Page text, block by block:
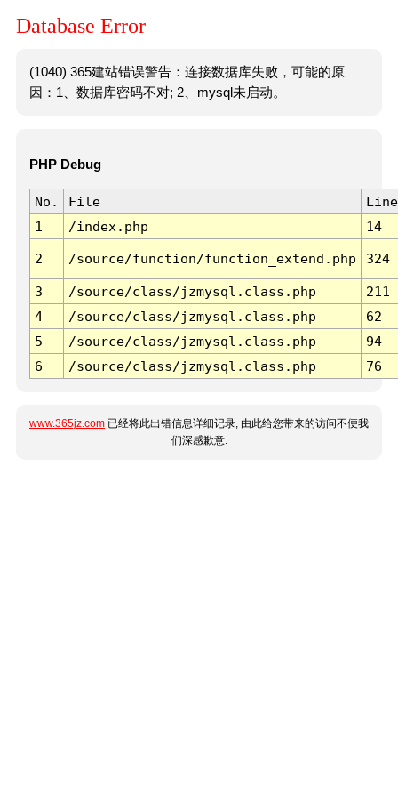
Database Error
(1040) 365建站错误警告：连接数据库失败，可能的原
因：1、数据库密码不对; 2、mysql未启动。
PHP Debug
No. File
Line
1
/index.php 14
2 /source/function/function_extend.php 324
3 /source/class/jzmysql.class.php
211
4
/source/class/jzmysql.class.php
62
5
/source/class/jzmysql.class.php
94
6
/source/class/jzmysql.class.php 76
www.365jz.com 已经将此出错信息详细记录, 由此给您带来的访问不便我
们深感歉意.